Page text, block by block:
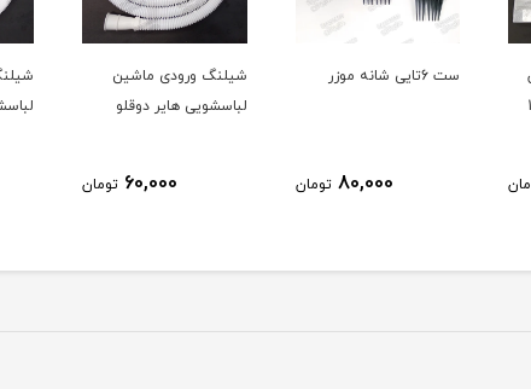
ست 6تایی شانه موزر
80,000 تومان
شیلنگ ورودی ماشین
لباسشویی هایر دوقلو
60,000 تومان